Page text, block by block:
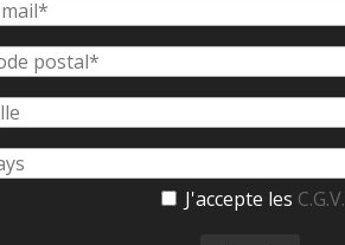
J'accepte les C.G.V.